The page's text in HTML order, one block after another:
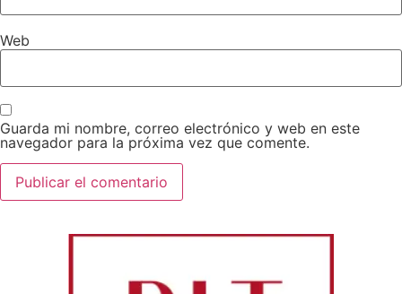
Web
Guarda mi nombre, correo electrónico y web en este
navegador para la próxima vez que comente.